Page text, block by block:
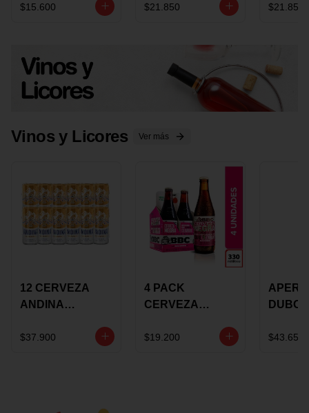
17 GRS
$15.600
GRS
$21.850
GRS
$21.850
Vinos y Licores Ver más
12 CERVEZA
ANDINA
LATON
$37.900
4 PACK
CERVEZA
ROSE BBC
$19.200
VINO
$43.650